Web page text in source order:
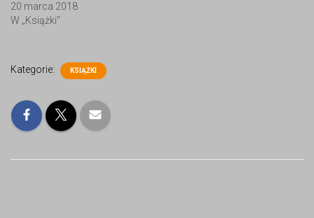
20 marca 2018
W „Książki"
Kategorie: KSIĄŻKI